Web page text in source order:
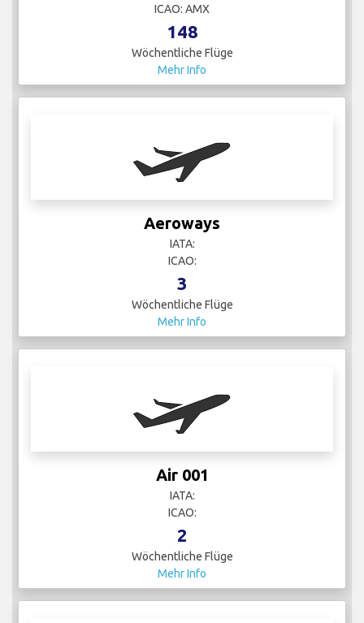
ICAO: AMX
148
Wöchentliche Flüge
Mehr Info
Aeroways
IATA:
ICAO:
3
Wöchentliche Flüge
Mehr Info
Air 001
IATA:
ICAO:
2
Wöchentliche Flüge
Mehr Info